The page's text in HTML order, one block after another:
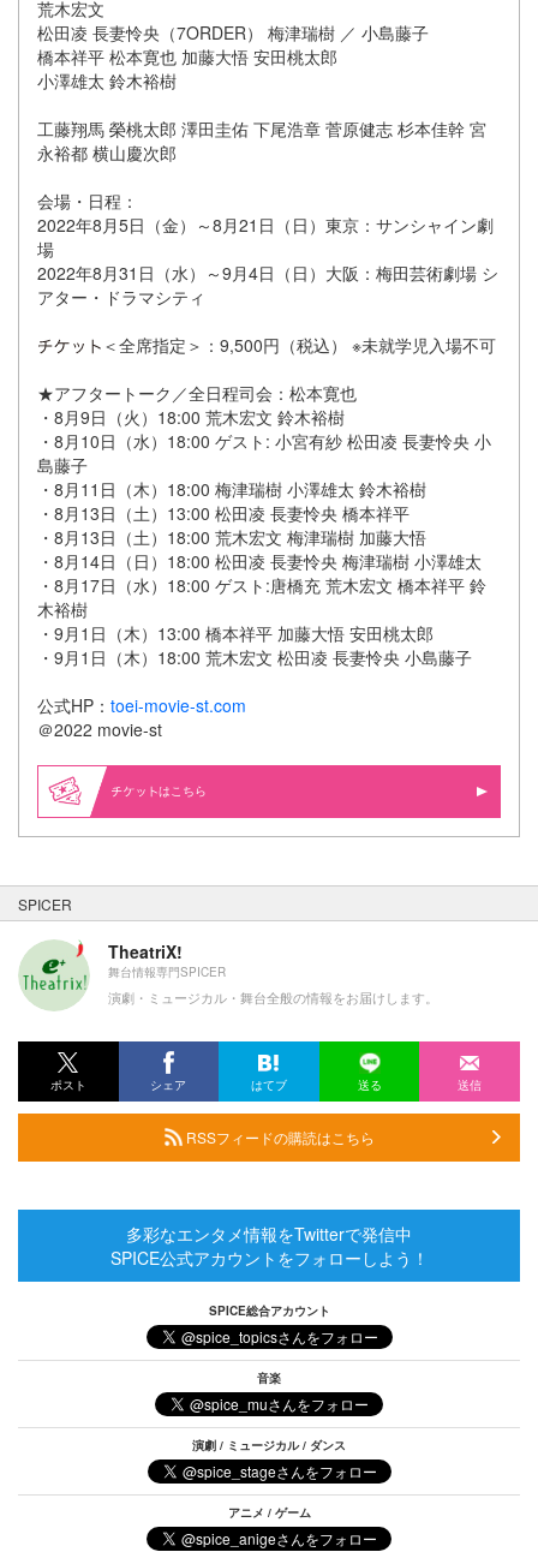
荒木宏文
松田凌 長妻怜央（7ORDER） 梅津瑞樹 ／ 小島藤子
橋本祥平 松本寛也 加藤大悟 安田桃太郎
小澤雄太 鈴木裕樹
工藤翔馬 榮桃太郎 澤田圭佑 下尾浩章 菅原健志 杉本佳幹 宮
永裕都 横山慶次郎
会場・日程：
2022年8月5日（金）～8月21日（日）東京：サンシャイン劇
場
2022年8月31日（水）～9月4日（日）大阪：梅田芸術劇場 シ
アター・ドラマシティ
＜全席指定＞：9,500円（税込） ※未就学児入場不可
★アフタートーク／全日程司会：松本寛也
・8月9日（火）18:00 荒木宏文 鈴木裕樹
・8月10日（水）18:00 ゲスト: 小宮有紗 松田凌 長妻怜央 小
島藤子
・8月11日（木）18:00 梅津瑞樹 小澤雄太 鈴木裕樹
・8月13日（土）13:00 松田凌 長妻怜央 橋本祥平
・8月13日（土）18:00 荒木宏文 梅津瑞樹 加藤大悟
・8月14日（日）18:00 松田凌 長妻怜央 梅津瑞樹 小澤雄太
・8月17日（水）18:00 ゲスト:唐橋充 荒木宏文 橋本祥平 鈴
木裕樹
・9月1日（木）13:00 橋本祥平 加藤大悟 安田桃太郎
・9月1日（木）18:00 荒木宏文 松田凌 長妻怜央 小島藤子
公式HP： toei-movie-st.com
＠2022 movie-st
はこちら
SPICER
TheatriX!
舞台情報専門SPICER
演劇・ミュージカル・舞台全般の情報をお届けします。
ポスト シェア はてブ 送る 送信
RSSフィードの購読はこちら
多彩なエンタメ情報をTwitterで発信中
SPICE公式アカウントをフォローしよう！
SPICE総合アカウント
音楽
演劇 / ミュージカル / ダンス
アニメ / ゲーム